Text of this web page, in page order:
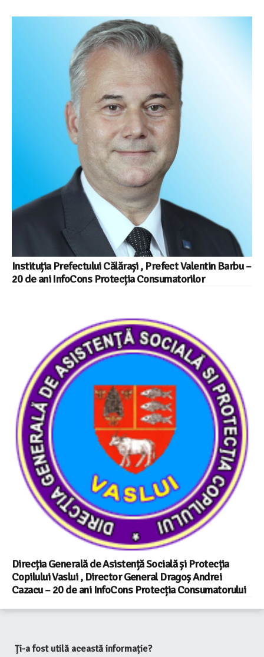
Instituția Prefectului Călărași , Prefect Valentin Barbu –
20 de ani InfoCons Protecția Consumatorilor
Direcția Generală de Asistență Socială și Protecția
Copilului Vaslui , Director General Dragoș Andrei
Cazacu – 20 de ani InfoCons Protecția Consumatorului
Ți-a fost utilă această informație?